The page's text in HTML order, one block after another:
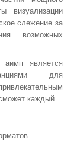
визуализации
слежение за
возможных
аимп является
для
каждый.